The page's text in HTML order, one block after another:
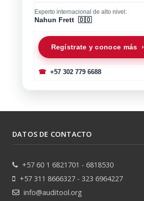
Experto internacional de alto nivel:
Nahun Frett 🇩🇴
Regístrate y conoce más ›
☎+57 302 779 6688
DATOS DE CONTACTO
+57 60 1 6821701 - 6818530
+57 311 8666327 - 323 6964227
info@auditool.org